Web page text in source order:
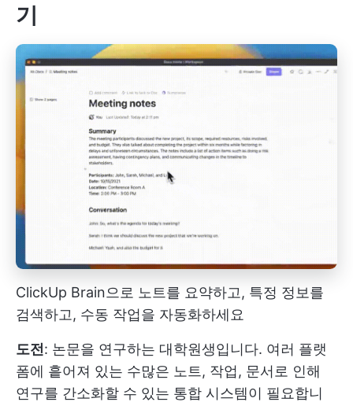
기
ClickUp Brain으로 노트를 요약하고, 특정 정보를
검색하고, 수동 작업을 자동화하세요
도전: 논문을 연구하는 대학원생입니다. 여러 플랫
폼에 흩어져 있는 수많은 노트, 작업, 문서로 인해
연구를 간소화할 수 있는 통합 시스템이 필요합니